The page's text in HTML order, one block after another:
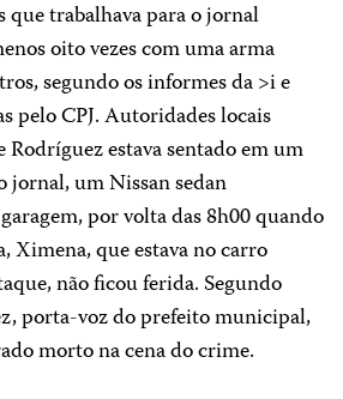
que trabalhava para o jornal
oito vezes com uma arma
segundo os informes da >ie
pelo CPJ. Autoridades locais
Rodríguez estava sentado em um
jornal, um Nissan sedan
por volta das 8h00 quando
Ximena, que estava no carro
não ficou ferida. Segundo
porta-voz do prefeito municipal,
morto na cena do crime.